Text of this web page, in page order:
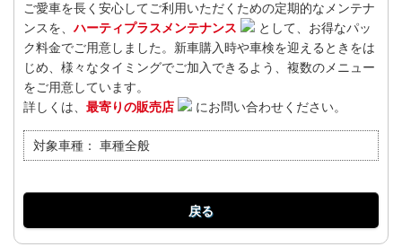
ご愛車を長く安心してご利用いただくための定期的なメンテナ
ンスを、ハーティプラスメンテナンス
として、お得なパッ
ク料金でご用意しました。新車購入時や車検を迎えるときをは
じめ、様々なタイミングでご加入できるよう、複数のメニュー
をご用意しています。
詳しくは、 最寄りの販売店 にお問い合わせください。
対象車種： 車種全般
戻る